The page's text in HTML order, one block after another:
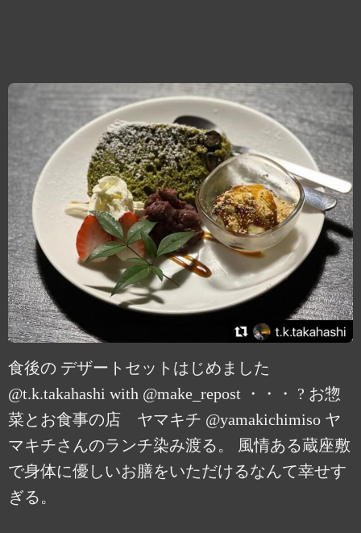
食後の デザートセットはじめました️
@t.k.takahashi with @make_repost ・・・ ? お惣
菜とお食事の店 ヤマキチ @yamakichimiso ヤ
マキチさんのランチ染み渡る。 風情ある蔵座敷
で身体に優しいお膳をいただけるなんて幸せす
ぎる。